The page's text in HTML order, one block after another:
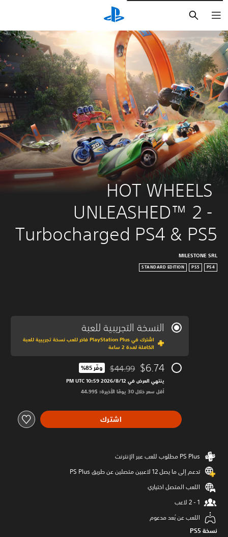
HOT WHEELS
UNLEASHED™ 2 -
Turbocharged PS4 & PS5
MILESTONE SRL
PS4
PS5
STANDARD EDITION
النسخة التجريبية للعبة
اشترك في PlayStation Plus فاخر للعب نسخة تجريبية للعبة
الكاملة لمدة 2 ساعة
$6.74 مخصوم من السعر الأصلي البالغ $44.99‏
$44.99 وفّر 85%‏
ينتهي العرض في 12‏/8‏/2026 10:59 PM UTC‏
أقل سعر خلال 30 يومًا الأخيرة: $44.99‏
اشترك
تدعم إلى ما يصل 12 لاعبين متصلين عن طريق PS Plus‏
اللعب المتصل اختياري
اللعب عن بُعد مدعوم
نسخة PS5‏